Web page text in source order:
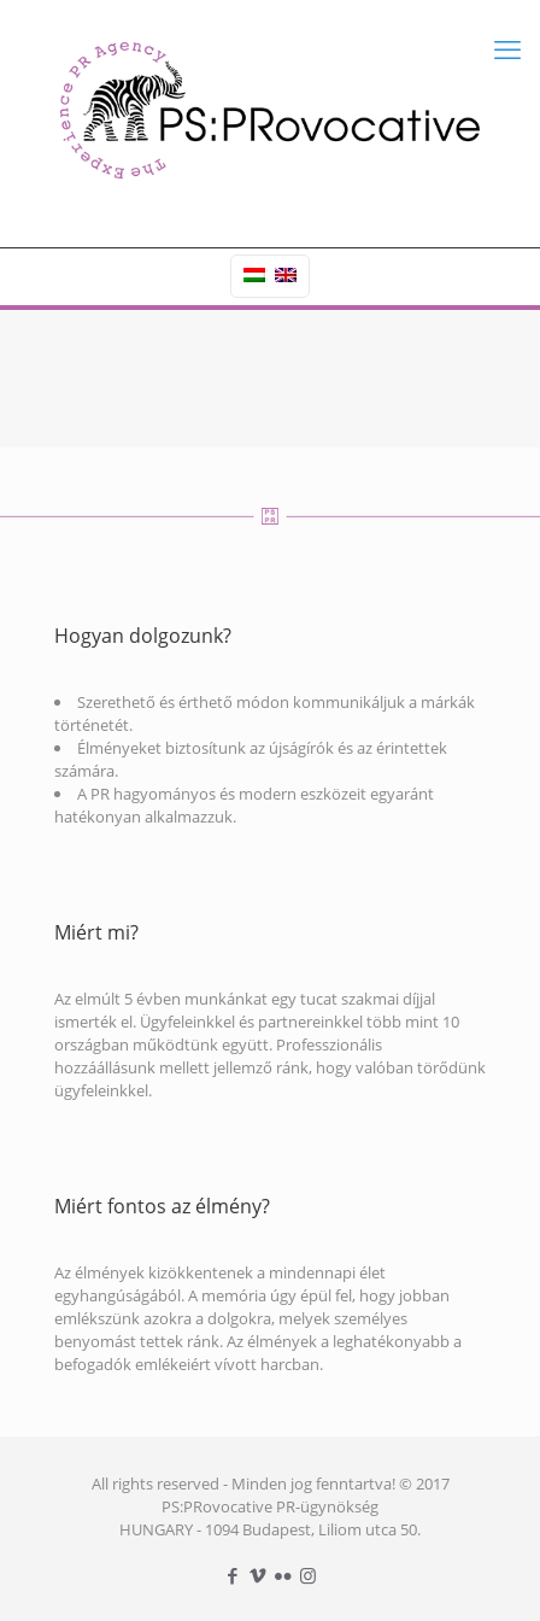
Hogyan dolgozunk?
Szerethető és érthető módon kommunikáljuk a márkák
történetét.
Élményeket biztosítunk az újságírók és az érintettek
számára.
A PR hagyományos és modern eszközeit egyaránt
hatékonyan alkalmazzuk.
Miért mi?
Az elmúlt 5 évben munkánkat egy tucat szakmai díjjal
ismerték el. Ügyfeleinkkel és partnereinkkel több mint 10
országban működtünk együtt. Professzionális
hozzáállásunk mellett jellemző ránk, hogy valóban törődünk
ügyfeleinkkel.
Miért fontos az élmény?
Az élmények kizökkentenek a mindennapi élet
egyhangúságából. A memória úgy épül fel, hogy jobban
emlékszünk azokra a dolgokra, melyek személyes
benyomást tettek ránk. Az élmények a leghatékonyabb a
befogadók emlékeiért vívott harcban.
All rights reserved - Minden jog fenntartva! © 2017
PS:PRovocative PR-ügynökség
HUNGARY - 1094 Budapest, Liliom utca 50.